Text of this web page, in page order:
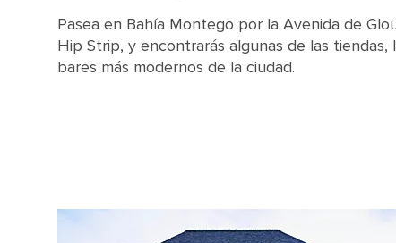
Pasea en Bahía Montego por la Avenida de
Hip Strip, y encontrarás algunas de las tiendas,
bares más modernos de la ciudad.